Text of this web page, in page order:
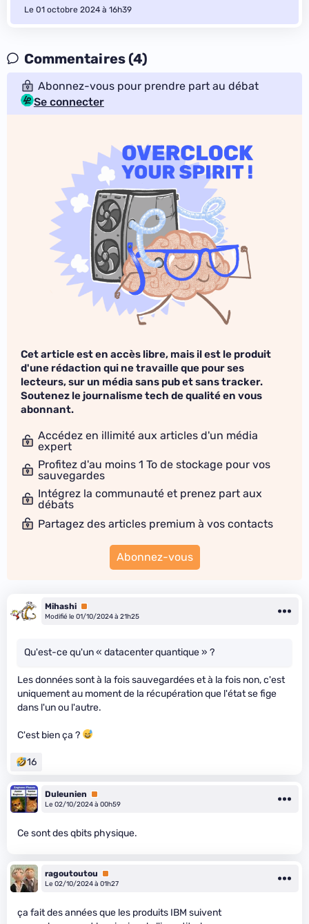
Le 01 octobre 2024 à 16h39
Commentaires (4)
Abonnez-vous pour prendre part au débat
Se connecter
Cet article est en accès libre, mais il est le produit
d'une rédaction qui ne travaille que pour ses
lecteurs, sur un média sans pub et sans tracker.
Soutenez le journalisme tech de qualité en vous
abonnant.
Accédez en illimité aux articles d'un média
expert
Profitez d'au moins 1 To de stockage pour vos
sauvegardes
Intégrez la communauté et prenez part aux
débats
Partagez des articles premium à vos contacts
Abonnez-vous
Mihashi Premium
Modifié le 01/10/2024 à 21h25
Qu'est-ce qu'un « datacenter quantique » ?
Les données sont à la fois sauvegardées et à la fois non, c'est
uniquement au moment de la récupération que l'état se fige
dans l'un ou l'autre.
C'est bien ça ?
16
Duleunien
Premium
Le 02/10/2024 à 00h59
Ce sont des qbits physique.
ragoutoutou
Premium
Le 02/10/2024 à 01h27
ça fait des années que les produits IBM suivent